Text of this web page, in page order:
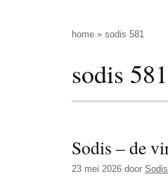
home » sodis 581
sodis 581
Sodis – de
23 mei 2026 door